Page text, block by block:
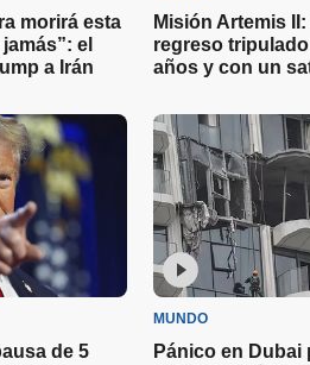
morirá esta
el
a Irán
Misión Artemis
regreso
años y con un
de 5
MUNDO
Pánico en Dubai